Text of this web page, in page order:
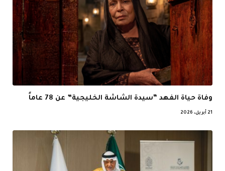
وفاة حياة الفهد “سيدة الشاشة الخليجية” عن 78 عاماً
21 أبريل، 2026